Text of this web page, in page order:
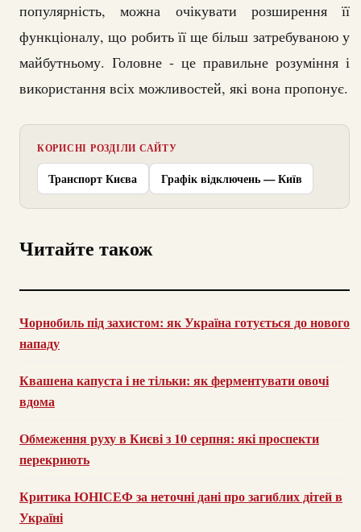
популярність, можна очікувати розширення її
функціоналу, що робить її ще більш затребуваною у
майбутньому. Головне - це правильне розуміння і
використання всіх можливостей, які вона пропонує.
КОРИСНІ РОЗДІЛИ САЙТУ
Транспорт Києва Графік відключень — Київ
Читайте також
Чорнобиль під захистом: як Україна готується до нового
нападу
Квашена капуста і не тільки: як ферментувати овочі
вдома
Обмеження руху в Києві з 10 серпня: які проспекти
перекриють
Критика ЮНІСЕФ за неточні дані про загиблих дітей в
Україні